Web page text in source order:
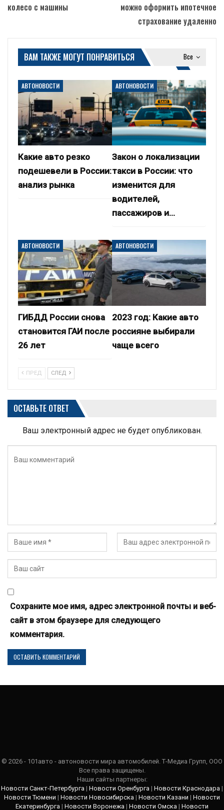
колесо с машины
можно оформить ипотечное
страхование удаленно
Все
ВАМ ТАКЖЕ МОГУТ ПОНРАВИТЬСЯ
АВТОНОВОСТИ
Какие авто резко
подешевели в России:
анализ рынка
АВТОНОВОСТИ
Закон о локализации
такси в России: что
изменится для
водителей,
пассажиров и…
АВТОНОВОСТИ
ГИБДД России снова
становится ГАИ после
26 лет
АВТОНОВОСТИ
2023 год: Какие авто
россияне выбирали
чаще всего
ПРЕД СЛЕД
ОСТАВЬТЕ ОТВЕТ
Ваш электронный адрес не будет опубликован.
Сохраните мое имя, адрес электронной почты и веб-
сайт в этом браузере для следующего
комментария.
© 2026 - 101авто - автоновости мира автомобилей. Т-Медиа Групп, ООО
Все права защищены.
Наши сайты партнеры:
Новости Санкт-Петербурга | Новости Оренбурга | Новости Краснодара |
Новости Тюмени | Новости Новосибирска | Новости Казани | Новости
Екатеринбурга | Новости Воронежа | Новости Омска | Новости